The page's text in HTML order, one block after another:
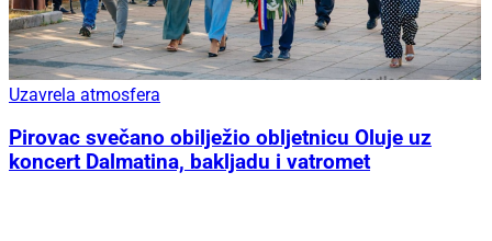
Uzavrela atmosfera
Pirovac svečano obilježio obljetnicu Oluje uz
koncert Dalmatina, bakljadu i vatromet